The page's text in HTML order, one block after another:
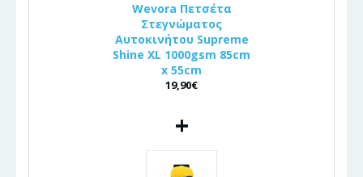
Wevora Πετσέτα
Στεγνώματος
Αυτοκινήτου Supreme
Shine XL 1000gsm 85cm
x 55cm
19,90€
+